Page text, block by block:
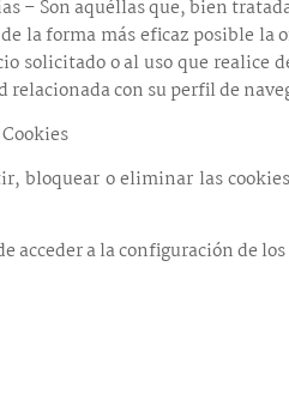
– Son aquéllas que, bien
la forma más eficaz posible la
solicitado o al uso que realice
con su perfil de
bloquear o eliminar las
acceder a la configuración de